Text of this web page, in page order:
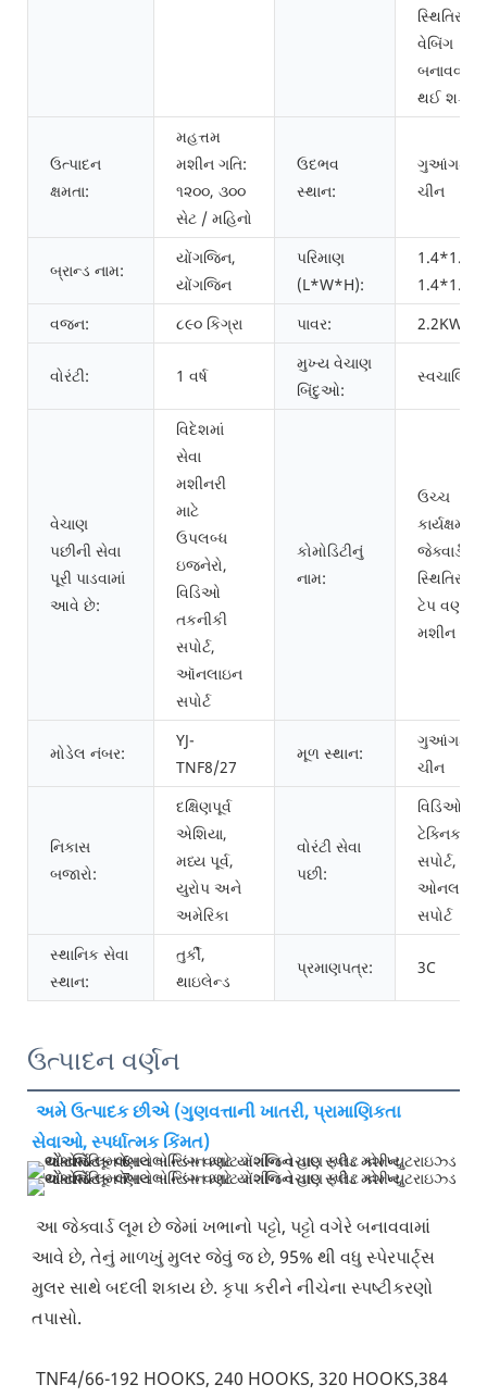
વેબિંગ
બનાવવા
થઈ શકે છે
ઉત્પાદન
ક્ષમતા:
મહત્તમ
મશીન ગતિ:
૧૨૦૦, ૩૦૦
સેટ / મહિનો
ઉદભવ
સ્થાન:
ગુઆંગડોંગ,
ચીન
બ્રાન્ડ નામ:
યોંગજિન,
યોંગજિન
પરિમાણ
(L*W*H):
વજન:
૮૯૦ કિગ્રા પાવર: 2.2KW
વોરંટી: 1 વર્ષ
મુખ્ય વેચાણ
બિંદુઓ:
સ્વચાલિત
વેચાણ
પછીની સેવા
પૂરી પાડવામાં
આવે છે:
વિદેશમાં
સેવા
મશીનરી
માટે
ઉપલબ્ધ
ઇજનેરો,
વિડિઓ
તકનીકી
સપોર્ટ,
ઑનલાઇન
સપોર્ટ
કોમોડિટીનું
નામ:
ઉચ્ચ
કાર્યક્ષમતા
જેક્વાર્ડ
ટેપ વણાટ
મશીન
મોડેલ નંબર:
YJ-
TNF8/27
મૂળ સ્થાન:
ચીન
નિકાસ
બજારો:
દક્ષિણપૂર્વ
એશિયા,
મધ્ય પૂર્વ,
યુરોપ અને
અમેરિકા
વોરંટી સેવા
પછી:
વિડિઓ
ટેક્નિકલ
સપોર્ટ,
ઓનલાઇન
સપોર્ટ
સ્થાનિક સેવા
સ્થાન:
તુર્કી,
થાઇલેન્ડ
પ્રમાણપત્ર: 3C
ઉત્પાદન વર્ણન
અમે ઉત્પાદક છીએ (ગુણવત્તાની ખાતરી, પ્રામાણિકતા
સેવાઓ, સ્પર્ધાત્મક કિંમત)
આ જેક્વાર્ડ લૂમ છે જેમાં ખભાનો પટ્ટો, પટ્ટો વગેરે બનાવવામાં
આવે છે, તેનું માળખું મુલર જેવું જ છે, 95% થી વધુ સ્પેરપાર્ટ્સ
મુલર સાથે બદલી શકાય છે. કૃપા કરીને નીચેના સ્પષ્ટીકરણો
તપાસો.